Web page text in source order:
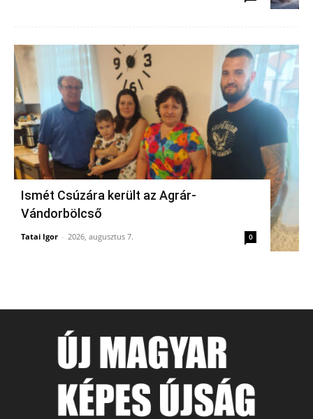
Ismét Csúzára került az Agrár-
Vándorbölcső
Tatai Igor - 2026, augusztus 7. 0